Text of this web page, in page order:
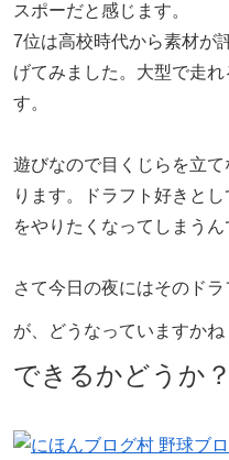
スポーだと感じます。
7位は高校時代から素材が
げてみました。大型で走
す。
遊びなので目くじらを立
ります。ドラフト好きと
をやりたくなってしまうん
さて今日の夜にはそのド
が、どうなっていますかね
できるかどうか？